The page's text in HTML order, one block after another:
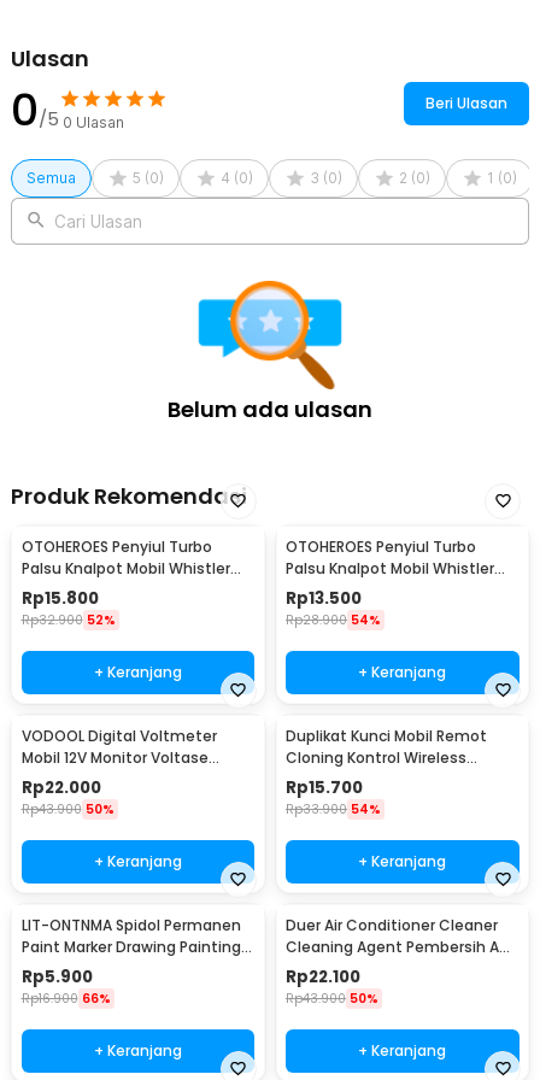
1 x Panduan Penggunaan
Ulasan
0/5 0 Ulasan
Beri Ulasan
Semua 5 (0) 4 (0) 3 (0) 2 (0) 1 (0)
Cari Ulasan
Belum ada ulasan
Produk Rekomendasi
OTOHEROES Penyiul Turbo
Palsu Knalpot Mobil Whistler
1000-2400cc L - TUR007
Rp15.800
Rp32.900 52%
+ Keranjang
OTOHEROES Penyiul Turbo
Palsu Knalpot Mobil Whistler
1000-1800cc M 1.6-2.0 - TUR007
Rp13.500
Rp28.900 54%
+ Keranjang
VODOOL Digital Voltmeter
Mobil 12V Monitor Voltase
Baterai LED Display - QY836
Rp22.000
Rp43.900 50%
+ Keranjang
Duplikat Kunci Mobil Remot
Cloning Kontrol Wireless
433.92MHz 1 PCS - WE32
Rp15.700
Rp33.900 54%
+ Keranjang
LIT-ONTNMA Spidol Permanen
Paint Marker Drawing Painting
Oil Base - MP-01
Rp5.900
Rp16.900 66%
+ Keranjang
Duer Air Conditioner Cleaner
Cleaning Agent Pembersih AC
Rumah 500ml - QUY1640
Rp22.100
Rp43.900 50%
+ Keranjang